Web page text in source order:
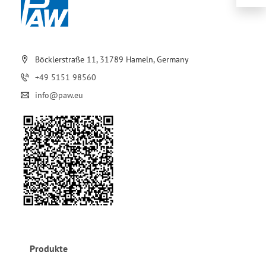
Böcklerstraße 11, 31789 Hameln, Germany
+49 5151 98560
info@paw.eu
Produkte